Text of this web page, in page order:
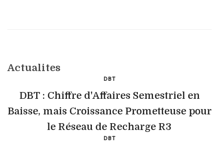
Actualites
DBT
DBT : Chiffre d'Affaires Semestriel en
Baisse, mais Croissance Prometteuse pour
le Réseau de Recharge R3
DBT